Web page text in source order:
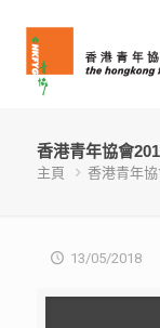
香港青年協會
主頁 香港青年
13/05/2018